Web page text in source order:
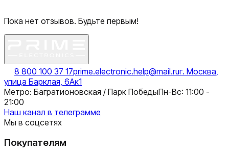
Пока нет отзывов. Будьте первым!
8 800 100 37 17prime.electronic.help@mail.ruг. Москва,
улица Барклая, 6Ак1
Метро: Багратионовская / Парк ПобедыПн-Вс: 11:00 -
21:00
Наш канал в телеграмме
Мы в соцсетях
Покупателям